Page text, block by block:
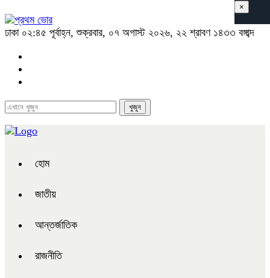
ঢাকা ০২:৪৫ পূর্বাহ্ন, শুক্রবার, ০৭ অগাস্ট ২০২৬, ২২ শ্রাবণ ১৪৩৩ বঙ্গাব্দ
হোম
জাতীয়
আন্তর্জাতিক
রাজনীতি
×